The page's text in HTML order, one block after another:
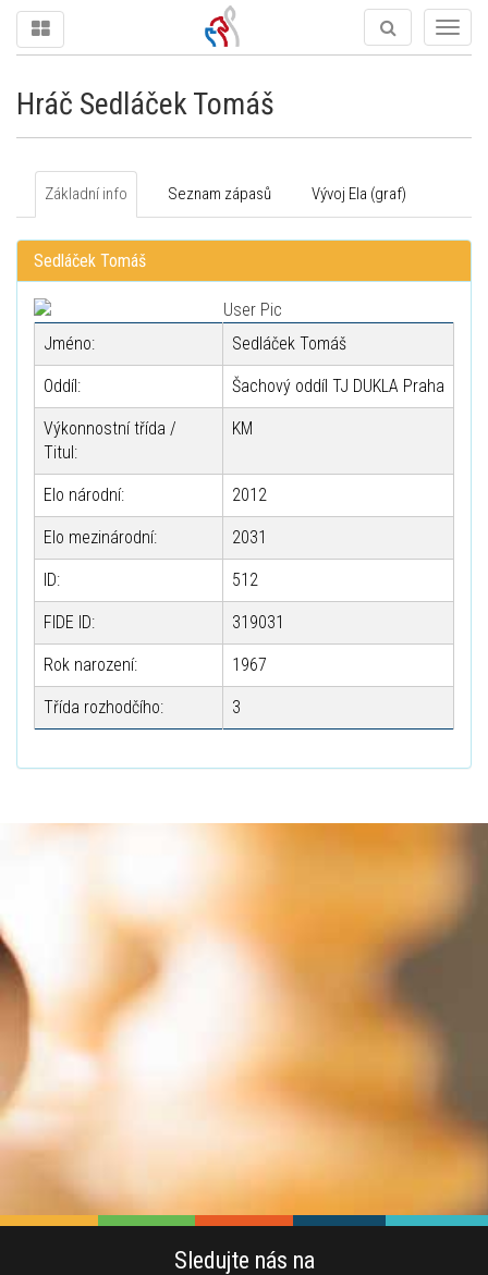
Hráč Sedláček Tomáš
Základní info Seznam zápasů Vývoj Ela (graf)
Sedláček Tomáš
Jméno: Sedláček Tomáš
Oddíl: Šachový oddíl TJ DUKLA Praha
Výkonnostní třída /
Titul:
KM
Elo národní: 2012
Elo mezinárodní: 2031
ID: 512
FIDE ID: 319031
Rok narození: 1967
Třída rozhodčího: 3
Sledujte nás na